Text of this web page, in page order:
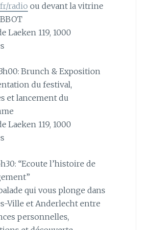
radio ou devant la vitrine
Laeken 119, 1000
Brunch & Exposition
du festival,
et lancement du
Laeken 119, 1000
“Ecoute l’histoire de
qui vous plonge dans
Ville et Anderlecht entre
personnelles,